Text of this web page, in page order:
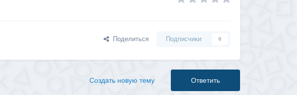
Поделиться Подписчики 0
Ответить
Создать новую тему